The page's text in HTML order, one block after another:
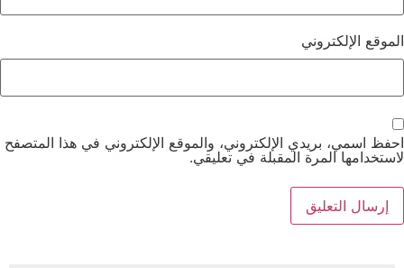
الموقع الإلكتروني
احفظ اسمي، بريدي الإلكتروني، والموقع الإلكتروني في هذا المتصفح
لاستخدامها المرة المقبلة في تعليقي.